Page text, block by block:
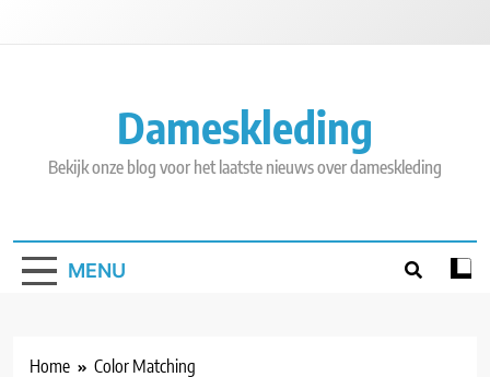
Dameskleding
Bekijk onze blog voor het laatste nieuws over dameskleding
MENU
Home Color Matching